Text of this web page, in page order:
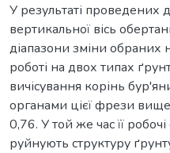
У результаті проведених
вертикальної вісь
діапазони зміни
роботі на двох типах
вичісування корінь
органами цієї фрези
0,76. У той же час її
руйнують структуру